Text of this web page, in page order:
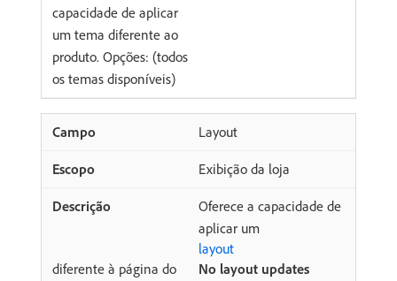
capacidade de aplicar
um tema diferente ao
produto. Opções: (todos
os temas disponíveis)
Layout
Exibição da loja
Oferece a capacidade de
aplicar um
layout
diferente à página do
No layout updates